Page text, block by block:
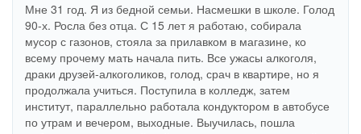
Мне 31 год. Я из бедной семьи. Насмешки в школе. Голод
90-х. Росла без отца. С 15 лет я работаю, собирала
мусор с газонов, стояла за прилавком в магазине, ко
всему прочему мать начала пить. Все ужасы алкоголя,
драки друзей-алкоголиков, голод, срач в квартире, но я
продолжала учиться. Поступила в колледж, затем
институт, параллельно работала кондуктором в автобусе
по утрам и вечером, выходные. Выучилась, пошла